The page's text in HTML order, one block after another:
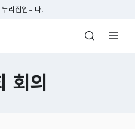
본문 바로가기
리집입니다.
회 Korea Media
회의